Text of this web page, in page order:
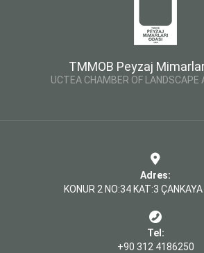
TMMOB Peyzaj
UCTEA CHAMBER OF LANDSCAPE
Adres:
KONUR 2 NO:34 KAT:3
Tel:
+90 312 4186250